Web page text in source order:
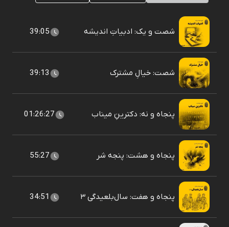
شصت و یک: ادبیاتِ اندیشه 39:05
شصت: خیالِ مشترک 39:13
پنجاه و نه: دکترینِ میناب 01:26:27
پنجاه و هشت: پنجه شر 55:27
پنجاه و هفت: سال‌بلعیدگی ۳ 34:51